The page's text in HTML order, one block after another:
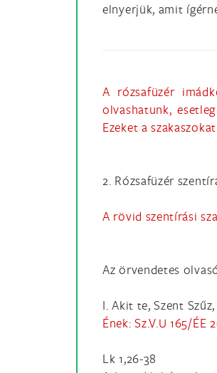
elnyerjük, amit
A rózsafüzér
olvashatunk,
Ezeket a
2. Rózsafüzér
A rövid szentírási
Az örvendetes
I. Akit te, Szent
Ének: Sz.V.U 165/
Lk 1,26-38